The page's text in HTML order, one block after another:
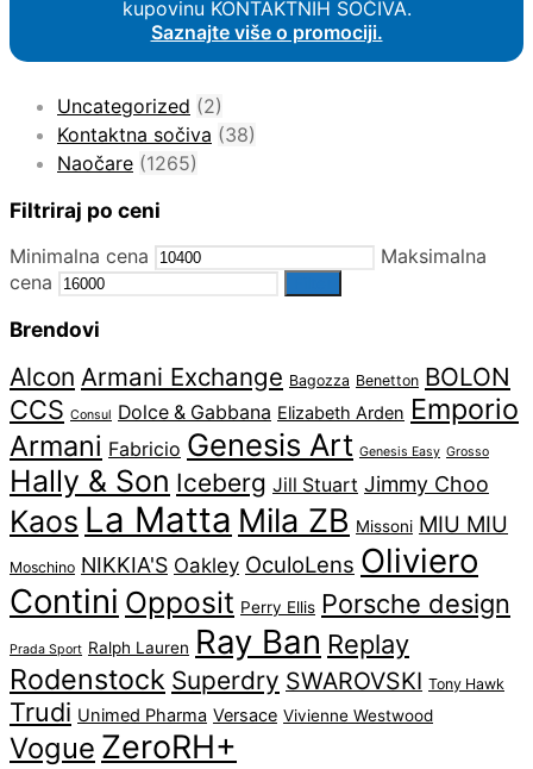
kupovinu KONTAKTNIH SOČIVA.
Saznajte više o promociji.
Uncategorized (2)
Kontaktna sočiva (38)
Naočare (1265)
Filtriraj po ceni
Minimalna cena
Maksimalna
cena
Brendovi
Alcon Armani Exchange Bagozza Benetton BOLON
CCS Consul Dolce & Gabbana Elizabeth Arden Emporio
Armani Fabricio Genesis Art Genesis Easy Grosso
Hally & Son Iceberg Jill Stuart Jimmy Choo
Kaos La Matta Mila ZB Missoni MIU MIU
Moschino NIKKIA'S Oakley OculoLens Oliviero
Contini Opposit Perry Ellis Porsche design
Prada Sport Ralph Lauren Ray Ban Replay
Rodenstock Superdry SWAROVSKI Tony Hawk
Trudi Unimed Pharma Versace Vivienne Westwood
Vogue ZeroRH+